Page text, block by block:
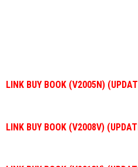
LINK BUY BOOK (V2005N)
LINK BUY BOOK (V2008V)